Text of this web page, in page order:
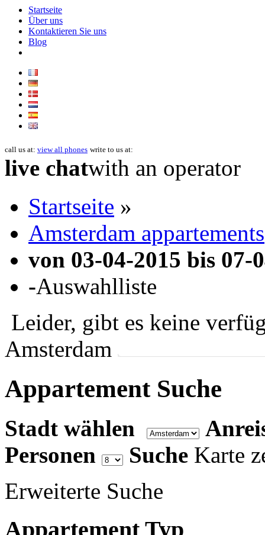
Startseite
Über uns
Kontaktieren Sie uns
Blog
call us at: view all phones write to us at:
live chatwith an operator
Startseite »
Amsterdam appartements
von 03-04-2015 bis 07-
-Auswahlliste
Leider, gibt es keine
Amsterdam
Appartement Suche
Stadt wählen
Personen
Suche Karte
Erweiterte Suche
Appartement Typ